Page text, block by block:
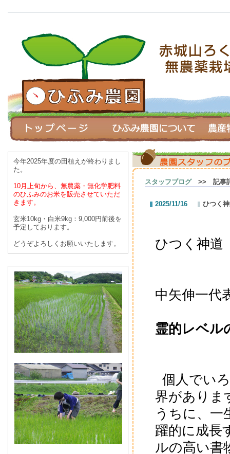
今年2025年度の田植えが終わりまし
た。
10月上旬から、無農薬・無化学肥料
のひふみのお米を販売させていただ
きます。
玄米10kg・白米9kg：9,000円前後を
予定しております。
どうぞよろしくお願いいたします。
スタッフブログ>> 記事
2025/11/16 ひつく
ひつく神道
中矢伸一代
霊的レベル
個人でい
界がありま
うちに、一
躍的に成長
ルの高い書